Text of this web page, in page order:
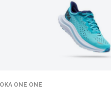
со всеми
ONE ONE